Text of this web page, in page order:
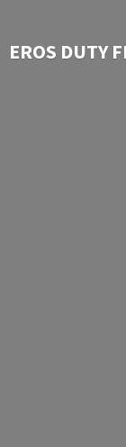
EROS DUTY